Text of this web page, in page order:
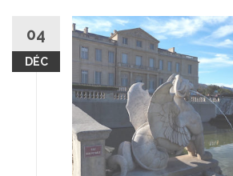
04
DÉC